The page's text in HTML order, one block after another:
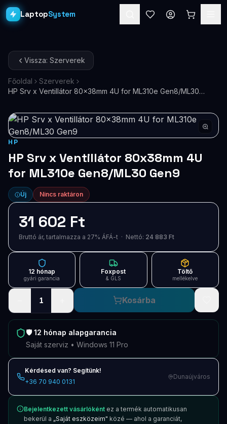
LaptopSystem
Asztali PC-k
Workstation PRO
Monitorok
Dokkolók
Kiegészítők
Akciók
Blog
Támogatás
Új termékek
Keresés
Vissza: Szerverek
Főoldal
Szerverek
HP Srv x Ventillátor 80x38mm 4U for ML310e Gen8/ML30
HP
HP Srv x Ventillátor 80x38mm 4U
for ML310e Gen8/ML30 Gen9
Új Nincs raktáron
31 602 Ft
Bruttó ár, tartalmazza a 27% ÁFÁ-t · Nettó: 24 883 Ft
12 hónap
gyári garancia
Foxpost
& GLS
Töltő
mellékelve
1 Kosárba
🛡️12 hónap alapgarancia
Saját szerviz • Windows 11 Pro
Kérdésed van? Segítünk!
+36 70 940 0131
Dunaújváros
Bejelentkezett vásárlóként ez a termék automatikusan
bekerül a „Saját eszközeim" közé — ahol a garanciát,